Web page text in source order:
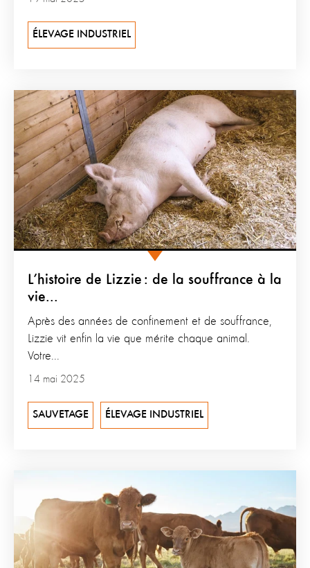
ÉLEVAGE INDUSTRIEL
L’histoire de Lizzie : de la souffrance à la
vie...
14 mai 2025
Après des années de confinement et de souffrance,
Lizzie vit enfin la vie que mérite chaque animal.
Votre...
SAUVETAGE ÉLEVAGE INDUSTRIEL